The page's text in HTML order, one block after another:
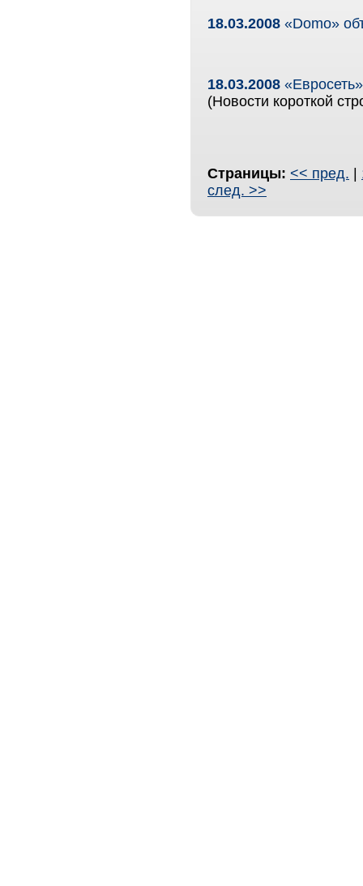
18.03.2008 «Domo»
18.03.2008
(Новости короткой
Страницы: << пред.
след. >>